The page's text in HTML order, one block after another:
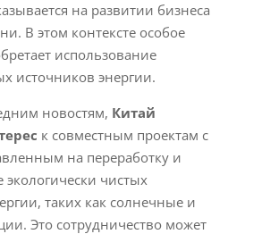
на развитии бизнеса
В этом контексте особое
использование
источников энергии.
новостям, Китай
к совместным проектам с
на переработку и
экологически чистых
таких как солнечные и
Это сотрудничество может